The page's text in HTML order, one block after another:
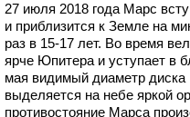
27 июля 2018 года Марс
и приблизится к Земле на
раз в 15-17 лет. Во время
ярче Юпитера и уступает в
мая видимый диаметр диска
выделяется на небе яркой
противостояние Марса